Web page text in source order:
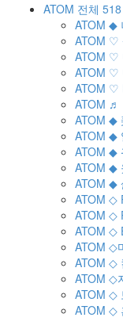
ATOM 전체 518
ATOM ◆
ATOM ♡
ATOM ♡
ATOM ♡
ATOM ♡
ATOM ♬
ATOM ◆
ATOM ◆
ATOM ◆
ATOM ◆
ATOM ◆
ATOM ◇
ATOM ◇
ATOM ◇
ATOM ◇
ATOM ◇
ATOM ◇
ATOM ◇
ATOM ◇